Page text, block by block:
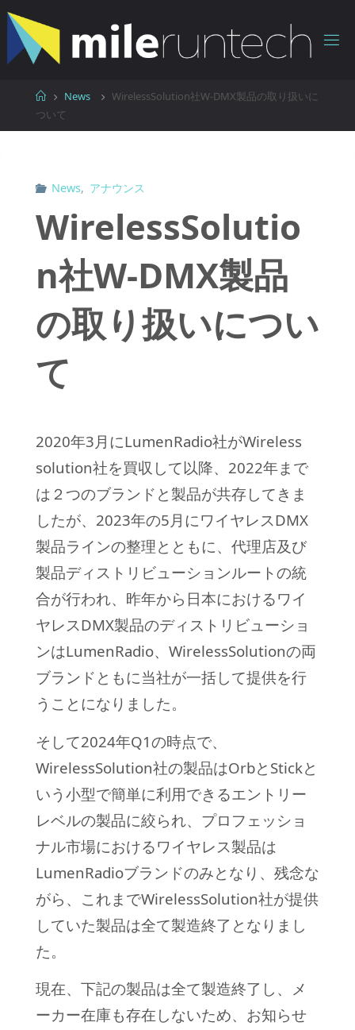
コ
ン
ス
ホ
ー
ム
News
WirelessSolution社W-DMX製品の取り扱いに
ついて
News, アナウンス
WirelessSolutio
n社W-DMX製品
の取り扱いについ
て
2020年3月にLumenRadio社がWireless
solution社を買収して以降、2022年まで
は２つのブランドと製品が共存してきま
したが、2023年の5月にワイヤレスDMX
製品ラインの整理とともに、代理店及び
製品ディストリビューションルートの統
合が行われ、昨年から日本におけるワイ
ヤレスDMX製品のディストリビューショ
ンはLumenRadio、WirelessSolutionの両
ブランドともに当社が一括して提供を行
うことになりました。
そして2024年Q1の時点で、
WirelessSolution社の製品はOrbとStickと
いう小型で簡単に利用できるエントリー
レベルの製品に絞られ、プロフェッショ
ナル市場におけるワイヤレス製品は
LumenRadioブランドのみとなり、残念な
がら、これまでWirelessSolution社が提供
していた製品は全て製造終了となりまし
た。
現在、下記の製品は全て製造終了し、メ
ーカー在庫も存在しないため、お知らせ